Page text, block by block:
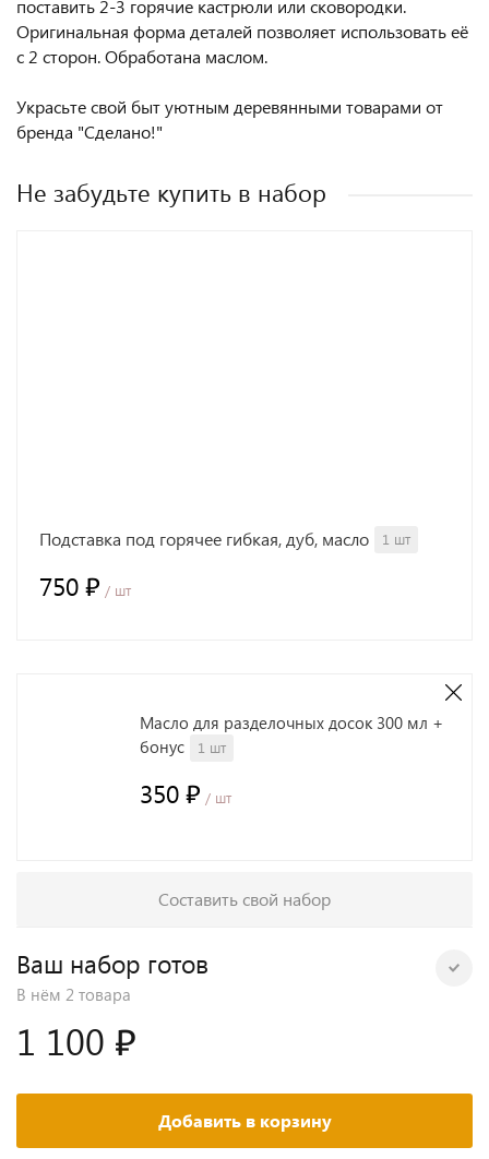
поставить 2-3 горячие кастрюли или сковородки.
Оригинальная форма деталей позволяет использовать её
с 2 сторон. Обработана маслом.
Украсьте свой быт уютным деревянными товарами от
бренда "Сделано!"
Не забудьте купить в набор
Подставка под горячее гибкая, дуб, масло 1 шт
750 ₽ / шт
Масло для разделочных досок 300 мл +
бонус
1 шт
350 ₽ / шт
Составить свой набор
Ваш набор готов
В нём 2 товара
1 100 ₽
Добавить в корзину